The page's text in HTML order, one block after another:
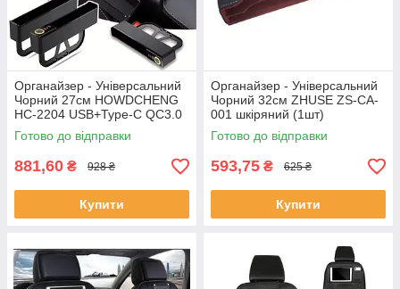
Органайзер - Універсальний
Чорний 27см HOWDCHENG
HC-2204 USB+Type-C QC3.0
(2шт)
Готово до відправки
881,60 ₴ 928 ₴
Купити
Органайзер - Універсальний
Чорний 32см ZHUSE ZS-CA-
001 шкіряний (1шт)
Готово до відправки
593,75 ₴ 625 ₴
Купити